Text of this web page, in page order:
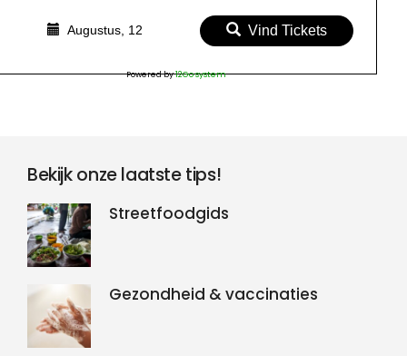
Augustus, 12 Vind Tickets
Powered by12Go system
Bekijk onze laatste tips!
Streetfoodgids
Gezondheid & vaccinaties